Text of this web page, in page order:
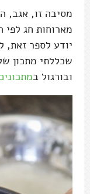
מסיבה זו, אגב,
מארוחות חג
יודע לספר זאת,
שכללתי מתכון
ובורגול ב